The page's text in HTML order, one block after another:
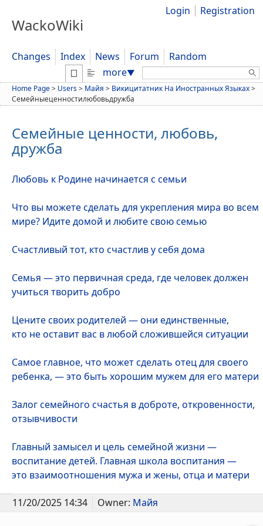
WackoWiki
Login Registration
Changes Index News Forum
Random
more▼ Search:
Home Page> Users> Майя > Викицитатник На Иностранных Языках>
Семейныеценностилюбовьдружба
Семейные ценности, любовь,
дружба
Любовь к Родине начинается с семьи
Что вы можете сделать для укрепления мира во всем
мире? Идите домой и любите свою семью
Счастливый тот, кто счастлив у себя дома
Семья ― это первичная среда, где человек должен
учиться творить добро
Цените своих родителей ― они единственные,
кто не оставит вас в любой сложившейся ситуации
Самое главное, что может сделать отец для своего
ребенка, — это быть хорошим мужем для его матери
Залог семейного счастья в доброте, откровенности,
отзывчивости
Главный замысел и цель семейной жизни —
воспитание детей. Главная школа воспитания —
это взаимоотношения мужа и жены, отца и матери
11/20/2025 14:34 Owner: Майя